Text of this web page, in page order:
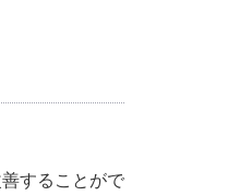
することがで